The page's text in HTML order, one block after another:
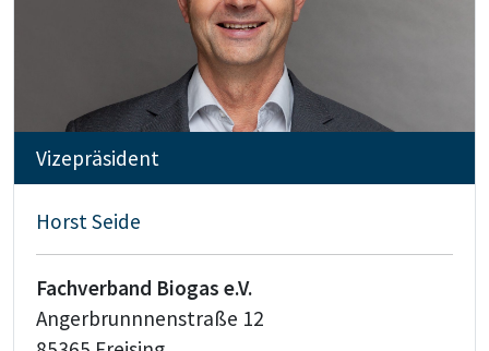
Vizepräsident
Horst Seide
Fachverband Biogas e.V.
Angerbrunnnenstraße 12